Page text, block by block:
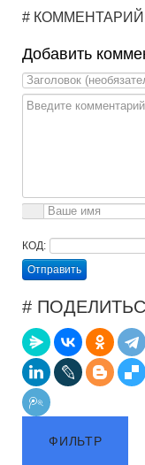
#
Добавить
КОД:
Отправить
#
ФИЛЬТР